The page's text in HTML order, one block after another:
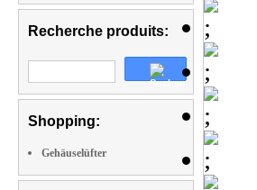
Recherche produits:
Shopping:
Gehäuselüfter